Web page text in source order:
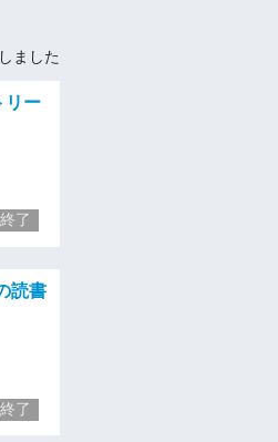
ました
リー
了
読書
了